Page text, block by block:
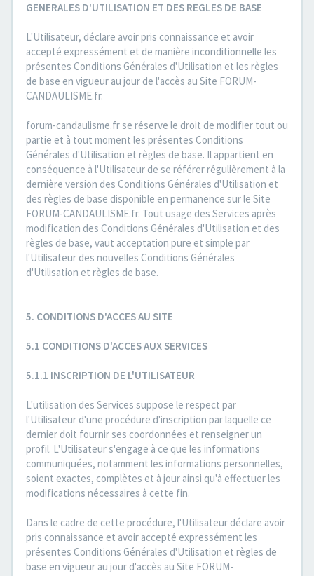
GENERALES D'UTILISATION ET DES REGLES DE BASE
L'Utilisateur, déclare avoir pris connaissance et avoir
accepté expressément et de manière inconditionnelle les
présentes Conditions Générales d'Utilisation et les règles
de base en vigueur au jour de l'accès au Site FORUM-
CANDAULISME.fr.
forum-candaulisme.fr se réserve le droit de modifier tout ou
partie et à tout moment les présentes Conditions
Générales d'Utilisation et règles de base. Il appartient en
conséquence à l'Utilisateur de se référer régulièrement à la
dernière version des Conditions Générales d'Utilisation et
des règles de base disponible en permanence sur le Site
FORUM-CANDAULISME.fr. Tout usage des Services après
modification des Conditions Générales d'Utilisation et des
règles de base, vaut acceptation pure et simple par
l'Utilisateur des nouvelles Conditions Générales
d'Utilisation et règles de base.
5. CONDITIONS D'ACCES AU SITE
5.1 CONDITIONS D'ACCES AUX SERVICES
5.1.1 INSCRIPTION DE L'UTILISATEUR
L'utilisation des Services suppose le respect par
l'Utilisateur d'une procédure d'inscription par laquelle ce
dernier doit fournir ses coordonnées et renseigner un
profil. L'Utilisateur s'engage à ce que les informations
communiquées, notamment les informations personnelles,
soient exactes, complètes et à jour ainsi qu'à effectuer les
modifications nécessaires à cette fin.
Dans le cadre de cette procédure, l'Utilisateur déclare avoir
pris connaissance et avoir accepté expressément les
présentes Conditions Générales d'Utilisation et règles de
base en vigueur au jour d'accès au Site FORUM-